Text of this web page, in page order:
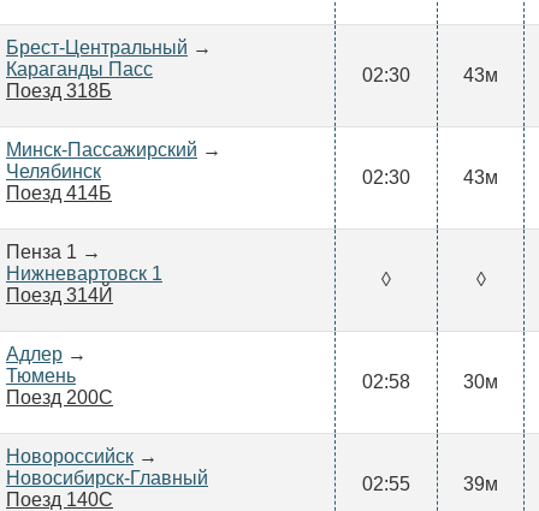
Брест-Центральный →
Караганды Пасс
Поезд 318Б
02:30 43м
Минск-Пассажирский →
Челябинск
Поезд 414Б
02:30 43м
Пенза 1 →
Нижневартовск 1
Поезд 314Й
◊ ◊
Адлер →
Тюмень
Поезд 200С
02:58 30м
Новороссийск →
Новосибирск-Главный
Поезд 140С
02:55 39м